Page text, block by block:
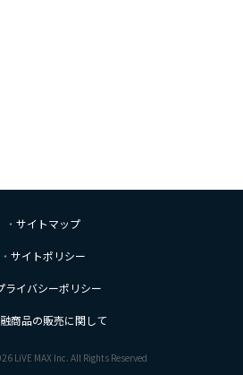
サイトマップ
サイトポリシー
ライバシーポリシー
商品の販売に関して
LiVE MAX Inc. All Rights Reserved